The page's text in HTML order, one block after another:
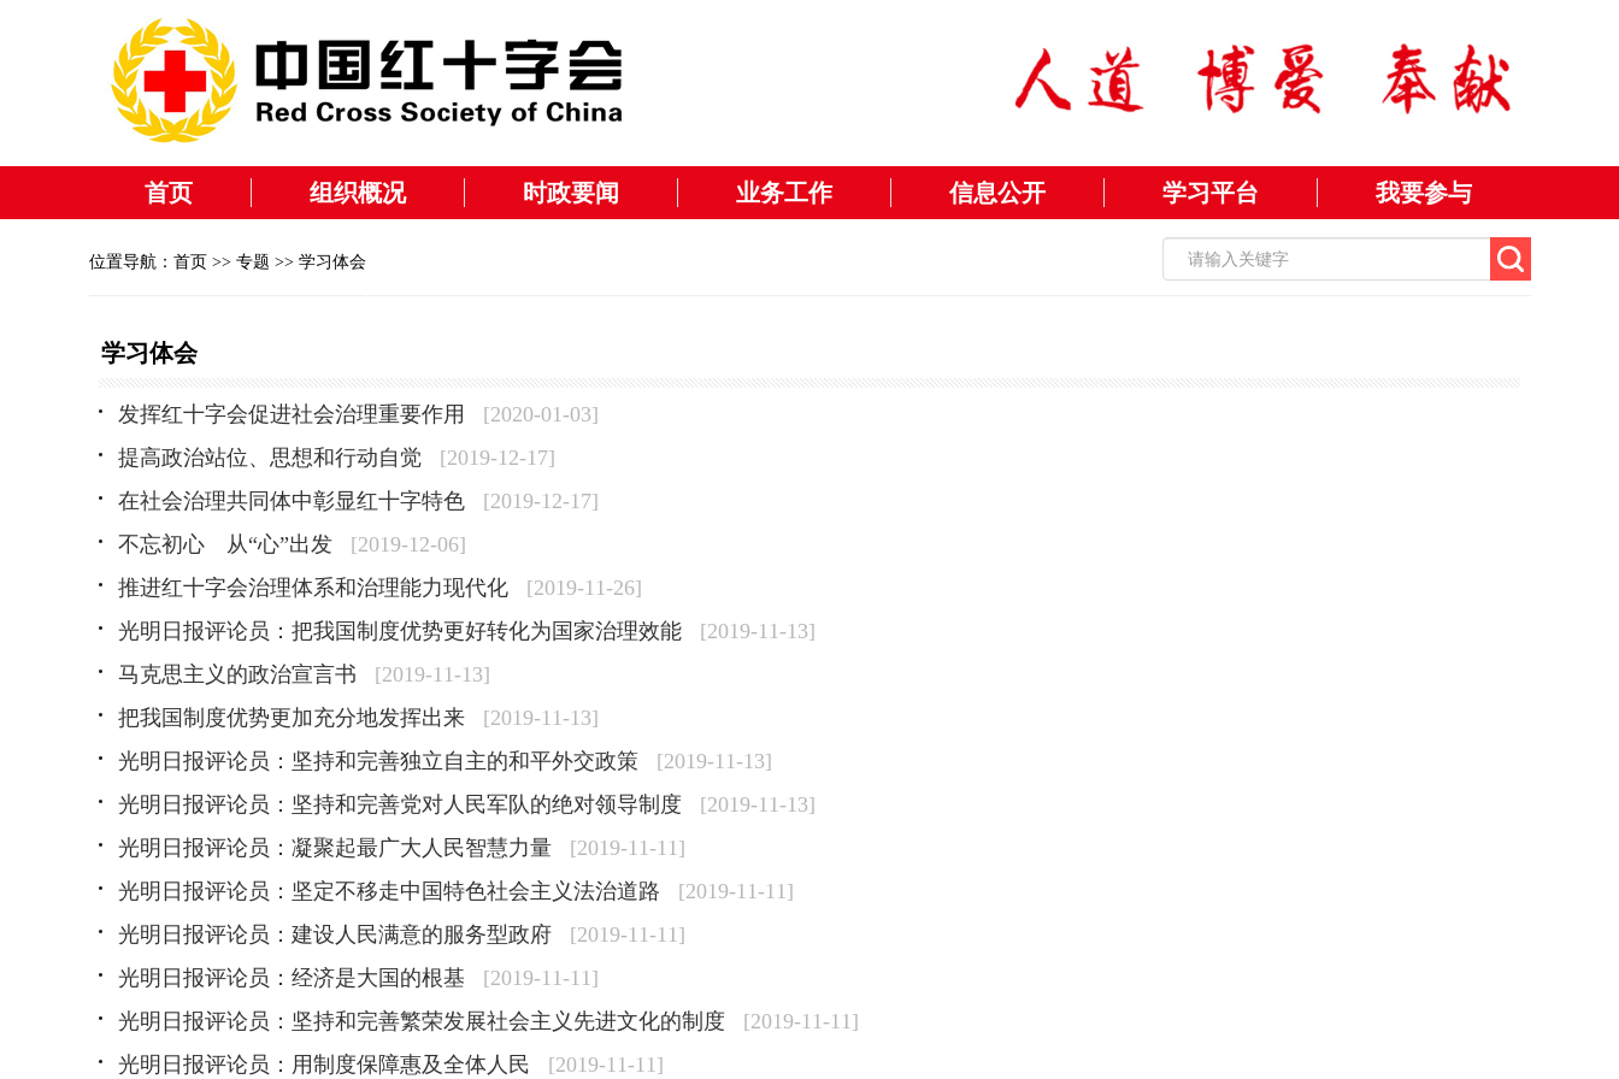
首页 组织概况 时政要闻 业务工作 信息公开 学习平台 我要参与
位置导航： 首页 >> 专题 >> 学习体会
学习体会
发挥红十字会促进社会治理重要作用
[2020-01-03]
提高政治站位、思想和行动自觉
[2019-12-17]
在社会治理共同体中彰显红十字特色
[2019-12-17]
不忘初心 从“心”出发
[2019-12-06]
推进红十字会治理体系和治理能力现代化
[2019-11-26]
光明日报评论员：把我国制度优势更好转化为国家治理效能
[2019-11-13]
马克思主义的政治宣言书
[2019-11-13]
把我国制度优势更加充分地发挥出来
[2019-11-13]
光明日报评论员：坚持和完善独立自主的和平外交政策
[2019-11-13]
光明日报评论员：坚持和完善党对人民军队的绝对领导制度
[2019-11-13]
光明日报评论员：凝聚起最广大人民智慧力量
[2019-11-11]
光明日报评论员：坚定不移走中国特色社会主义法治道路
[2019-11-11]
光明日报评论员：建设人民满意的服务型政府
[2019-11-11]
光明日报评论员：经济是大国的根基
[2019-11-11]
光明日报评论员：坚持和完善繁荣发展社会主义先进文化的制度
[2019-11-11]
光明日报评论员：用制度保障惠及全体人民
[2019-11-11]